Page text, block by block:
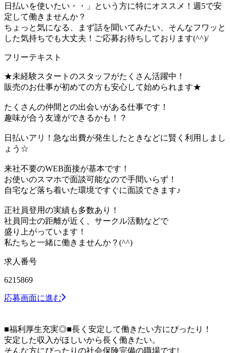
日払いを使いたい・・」という方に特にオススメ！週5で安
定して働きませんか？
ちょっと気になる、まず話を聞いてみたい、そんなフワッと
した気持ちでも大丈夫！ご応募お待ちしております(^^)/
フリーテキスト
★未経験スタートのスタッフがたくさん活躍中！
販売のお仕事が初めての方も安心して始められます★
たくさんの仲間との出会いがある仕事です！
趣味が合う友達ができるかも！？
日払いアリ！急な出費が発生したときなどに賢く利用しまし
ょう☆
来社不要のWEB面接が基本です！
お使いのスマホで面談可能なので手間いらず！
自宅など落ち着いた環境ですぐに面談できます♪
正社員登用の実績も多数あり！
社員同士の距離が近く、サークル活動などで
盛り上がっています！
私たちと一緒に働きませんか？(^^)
求人番号
6215869
応募画面に進む
■福利厚生充実◎■長く安定して働きたい方にぴったり！
安定した収入がほしいから長く働きたい。
そんな方にぴったりの社会保険完備の職場です!